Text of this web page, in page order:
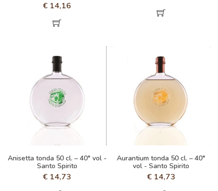
€ 14,16
Anisetta tonda 50 cl. – 40° vol -
Santo Spirito
€ 14,73
Aurantium tonda 50 cl. – 40°
vol - Santo Spirito
€ 14,73